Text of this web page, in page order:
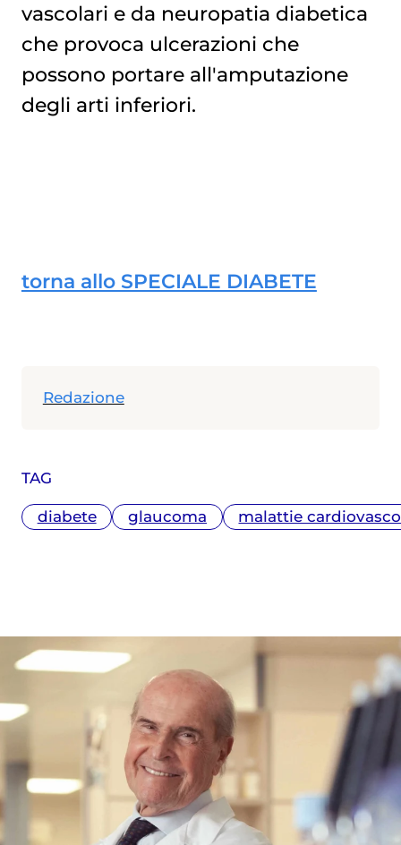
TAG
diabete glaucoma malattie
vascolari e da neuropatia diabetica
che provoca ulcerazioni che
possono portare all'amputazione
degli arti inferiori.
torna allo SPECIALE DIABETE
Redazione